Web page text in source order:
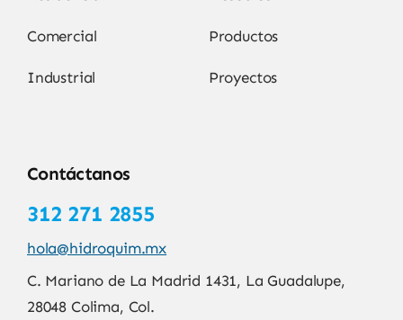
Comercial
Industrial
Productos
Proyectos
Contáctanos
312 271 2855
hola@hidroquim.mx
C. Mariano de La Madrid 1431, La Guadalupe,
28048 Colima, Col.